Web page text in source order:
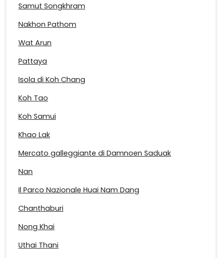
Samut Songkhram
Nakhon Pathom
Wat Arun
Pattaya
Isola di Koh Chang
Koh Tao
Koh Samui
Khao Lak
Mercato galleggiante di Damnoen Saduak
Nan
Il Parco Nazionale Huai Nam Dang
Chanthaburi
Nong Khai
Uthai Thani